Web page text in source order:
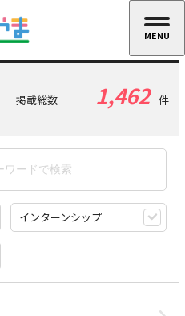
掲載総数 1,462 件
インターンシップ
MENU